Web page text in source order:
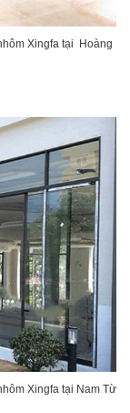
Xingfa tại Hoàng
Xingfa tại Nam Từ